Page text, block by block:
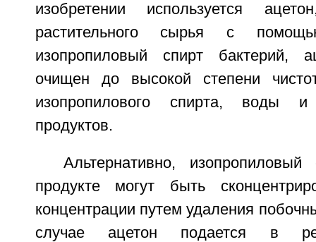
изобретении используется
растительного сырья с
изопропиловый спирт бактерий,
очищен до высокой степени
изопропилового спирта, воды
продуктов.
Альтернативно,
продукте могут быть
концентрации путем удаления
случае ацетон подается в